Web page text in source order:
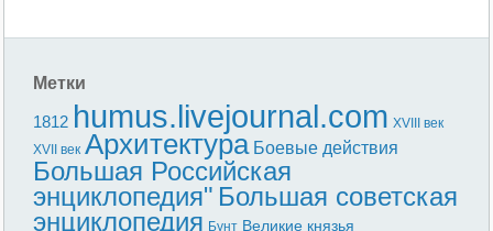
Метки
1812 humus.livejournal.com XVIII век
XVII век Архитектура Боевые действия
Большая Российская
энциклопедия" Большая советская
энциклопедия Бунт Великие князья